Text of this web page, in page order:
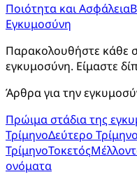
Ποιότητα και Ασφάλεια
Εγκυμοσύνη
Παρακολουθήστε κάθε
εγκυμοσύνη. Είμαστε
Άρθρα για την
Πρώιμα στάδια της
ΤρίμηνοΔεύτερο Τρίμηνο
ΤρίμηνοΤοκετός
ονόματα